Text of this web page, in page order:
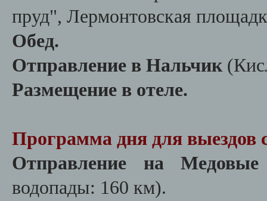
пруд", Лермонтовская
Обед.
Отправление в Нальчик
Размещение в отеле.
Программа дня для
Отправление на Медовые
водопады: 160 км).